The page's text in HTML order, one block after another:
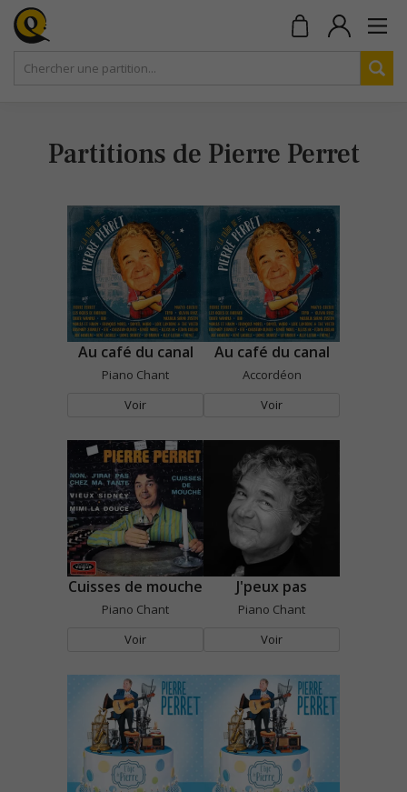
Partitions de Pierre Perret
Au café du canal
Piano Chant
Voir
Au café du canal
Accordéon
Voir
Cuisses de mouche
Piano Chant
Voir
J'peux pas
Piano Chant
Voir